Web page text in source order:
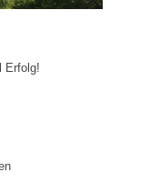
Erfolg!